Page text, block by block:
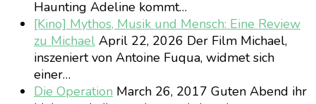
Haunting Adeline kommt…
[Kino] Mythos, Musik und Mensch: Eine Review
zu Michael April 22, 2026 Der Film Michael,
inszeniert von Antoine Fuqua, widmet sich
einer…
Die Operation March 26, 2017 Guten Abend ihr